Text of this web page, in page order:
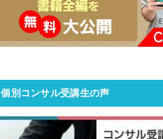
個別コンサル受講生の声